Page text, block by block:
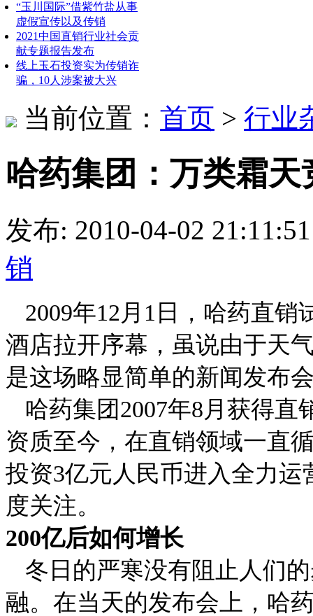
“玉川国际”借紫竹盐从事
虚假宣传以及传销
2021中国直销行业社会贡
献专题报告发布
线上玉石投资实为传销诈
骗，10人涉案被大兴
当前位置： 首页 > 行业
哈药集团：万类霜天
发布: 2010-04-02
销
2009年12月 1 日，哈药直销
酒店拉开序幕，虽说由于天
是这场略显简单的新闻发布
哈药集团2007年8月获得直
资质至今，在直销领域一直
投资3亿元人民币进入全力运
度关注。
200亿后如何增长
冬日的严寒没有阻止人们
融。 在当天的发布会上，哈